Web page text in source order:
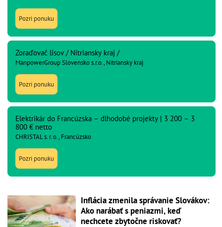
Pozri ponuku
Zoraďovač lisov / Nitriansky kraj /
ManpowerGroup Slovensko s.r.o., Nitriansky kraj
Pozri ponuku
Elektrikár do Francúzska – dlhodobé projekty | 3 200 – 3
800 € netto
CHRISTAL s. r. o., Francúzsko
Pozri ponuku
Inflácia zmenila správanie Slovákov:
Ako narábať s peniazmi, keď
nechcete zbytočne riskovať?